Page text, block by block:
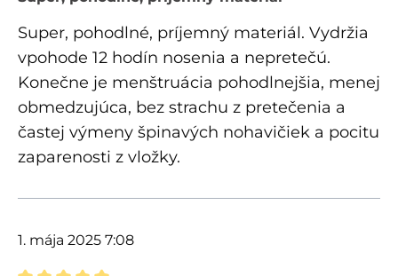
Super, pohodlné, príjemný materiál. Vydržia
vpohode 12 hodín nosenia a nepretečú.
Konečne je menštruácia pohodlnejšia, menej
obmedzujúca, bez strachu z pretečenia a
častej výmeny špinavých nohavičiek a pocitu
zaparenosti z vložky.
1. mája 2025 7:08